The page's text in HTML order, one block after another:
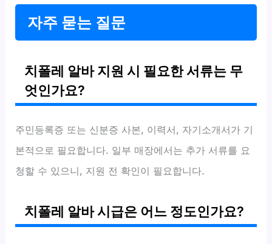
자주 묻는 질문
치폴레 알바 지원 시 필요한 서류는 무
엇인가요?
주민등록증 또는 신분증 사본, 이력서, 자기소개서가 기
본적으로 필요합니다. 일부 매장에서는 추가 서류를 요
청할 수 있으니, 지원 전 확인이 필요합니다.
치폴레 알바 시급은 어느 정도인가요?